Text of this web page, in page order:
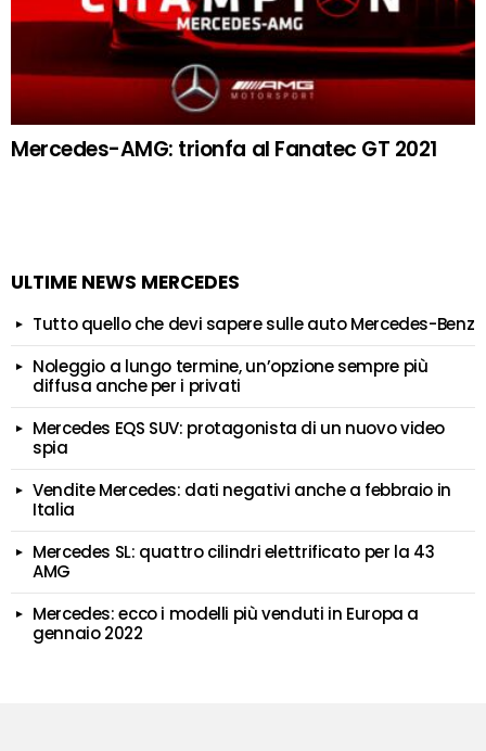
Mercedes-AMG: trionfa al Fanatec GT 2021
ULTIME NEWS MERCEDES
Tutto quello che devi sapere sulle auto Mercedes-Benz
Noleggio a lungo termine, un’opzione sempre più
diffusa anche per i privati
Mercedes EQS SUV: protagonista di un nuovo video
spia
Vendite Mercedes: dati negativi anche a febbraio in
Italia
Mercedes SL: quattro cilindri elettrificato per la 43
AMG
Mercedes: ecco i modelli più venduti in Europa a
gennaio 2022